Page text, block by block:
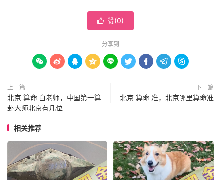
 赞(0)
分享到
        
上一篇
北京 算命 白老师，中国第一算
卦大师北京有几位
下一篇
北京 算命 准，北京哪里算命准
相关推荐